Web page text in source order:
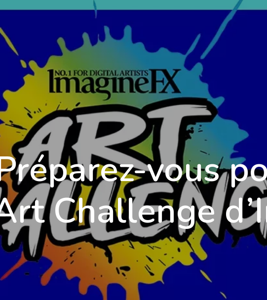
École 3D Formations Qualité
vous
Challenge